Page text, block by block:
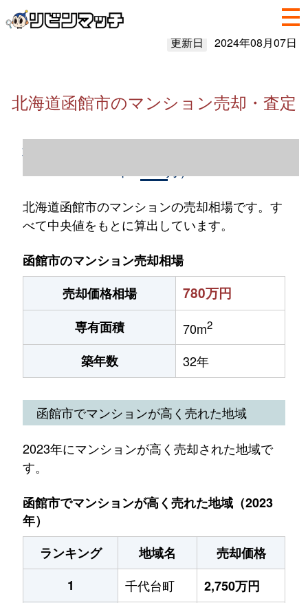
更新日 2024年08月07日
北海道函館市のマンション売却・査定
北海道函館市のマンション売却情報（2023
北海道函館市のマンションの売却相場です。す
べて中央値をもとに算出しています。
函館市のマンション売却相場
売却価格相場
780万円
専有面積 70m2
築年数 32年
函館市でマンションが高く売れた地域
2023年にマンションが高く売却された地域で
す。
函館市でマンションが高く売れた地域（2023
年）
ランキング
地域名
売却価格
1
千代台町
2,750万円